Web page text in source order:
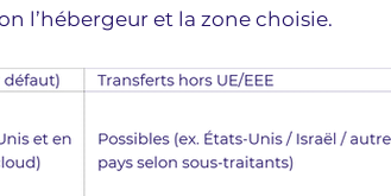
l’hébergeur et la zone choisie.